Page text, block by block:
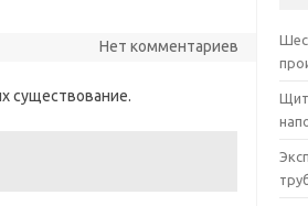
Нет комментариев
существование.